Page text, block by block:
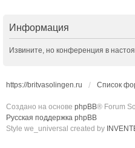
Информация
Извините, но конференция в
https://britvasolingen.ru Список
Создано на основе phpBB® Forum
Русская поддержка phpBB
Style we_universal created by